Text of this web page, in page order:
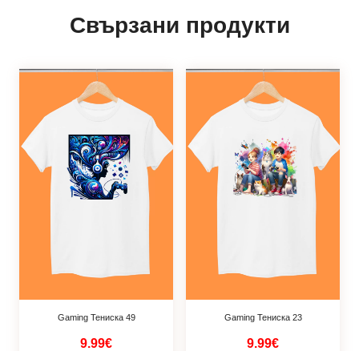
Свързани продукти
Gaming Тениска 49
9.99€
Gaming Тениска 23
9.99€